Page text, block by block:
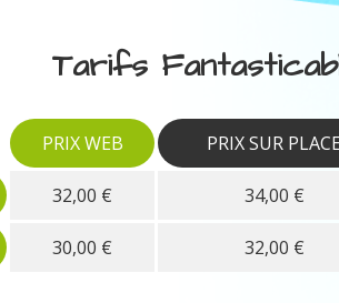
Tarifs
PRIX WEB PRIX SUR PLACE
32,00 € 34,00 €
30,00 € 32,00 €